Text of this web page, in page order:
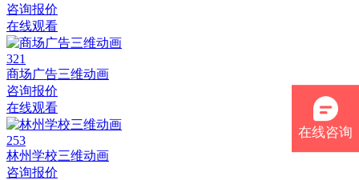
咨询报价
在线观看
321
商场广告三维动画
咨询报价
在线观看
253
林州学校三维动画
咨询报价
在线咨询